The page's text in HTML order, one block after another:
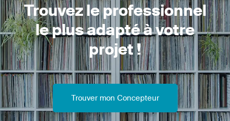
Trouvez le professionnel
le plus adapté à votre
projet !
Trouver mon Concepteur